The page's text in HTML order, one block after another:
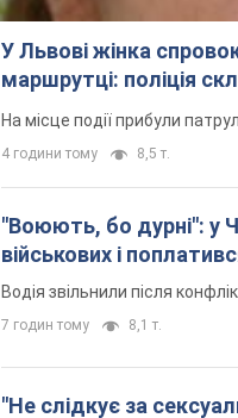
У Львові жінка
маршрутці: поліція
На місце події прибули
4 години тому 8,5 т.
"Воюють, бо дурні": у
військових і
Водія звільнили після
7 годин тому 8,1 т.
"Не слідкує за